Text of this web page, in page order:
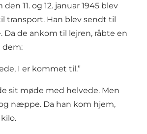
11. og 12. januar 1945 blev
transport. Han blev sendt til
Da de ankom til lejren, råbte en
dem:
I er kommet til.”
sit møde med helvede. Men
næppe. Da han kom hjem,